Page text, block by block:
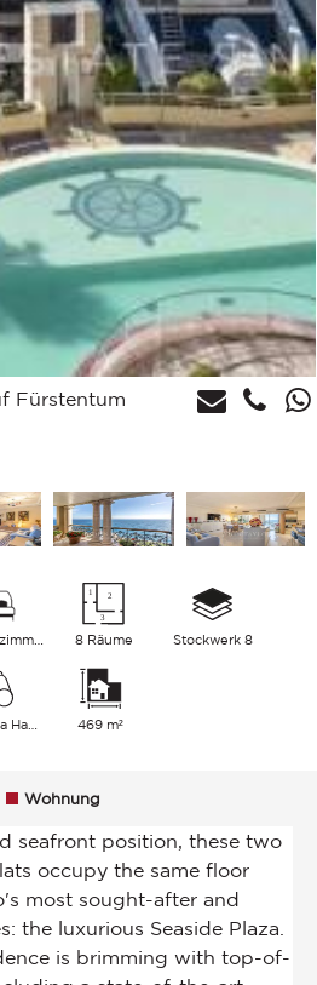
Fürstentum
5 Schlafzimmer 8 Räume Stockwerk 8
469 m²
Wohnung